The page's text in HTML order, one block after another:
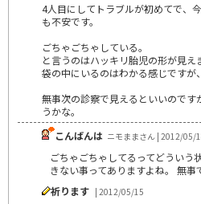
4人目にしてトラブルが初めてで、
も不安です。
ごちゃごちゃしている。
と言うのはハッキリ胎児の形が見え
袋の中にいるのはわかる感じですが
無事次の診察で見えるといいのです
うかな。
こんばんは ニモままさん | 2012/05/
ごちゃごちゃしてるってどういう
きない事ってありますよね。 無事
祈ります | 2012/05/15